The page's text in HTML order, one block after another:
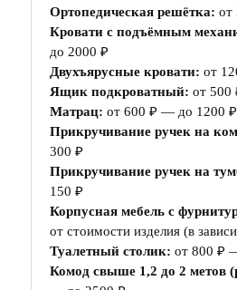
Ортопедическая решётка: от
Кровати с подъёмным
до 2000 ₽
Двухъярусные кровати: от
Ящик подкроватный: от
Матрац: от 600 ₽ — до 1200 ₽
Прикручивание ручек на
300 ₽
Прикручивание ручек на
150 ₽
Корпусная мебель с
от стоимости изделия (в
Туалетный столик: от 800 ₽
Комод свыше 1,2 до 2 метов